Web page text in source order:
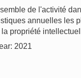
de l'activité
annuelles les
propriété
2021